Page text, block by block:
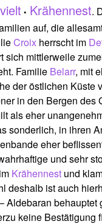
• Krähennest.
auf, die
Croix herrscht im
sich mittlerweile
Familie Belarr, mit
der östlichen Küste
in den Bergen des
als eher
sonderlich, in ihren
eher
und sehr
Krähennest und
deshalb ist auch
Aldebaran
keine Bestätigung